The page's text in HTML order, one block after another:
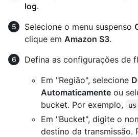
log.
Selecione o menu suspenso
clique em Amazon S3.
Defina as configurações de
Em "Região", selecione
Automaticamente ou
bucket. Por exemplo,
Em "Bucket", digite o
destino da transmissão.